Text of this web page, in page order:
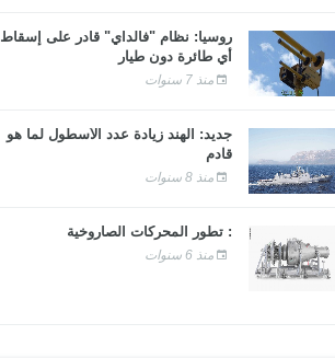
روسيا: نظام "فالداي" قادر على إسقاط
أي طائرة دون طيار
منذ 7 سنوات
جديد: الهند زيادة عدد الأسطول لما هو
قادم
منذ 8 سنوات
: تطور المحركات الصاروخية
منذ 6 سنوات